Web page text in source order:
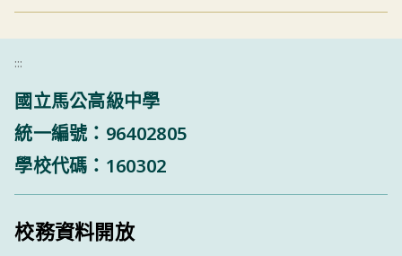
:::
國立馬公高級中學
統一編號：96402805
學校代碼：160302
校務資料開放